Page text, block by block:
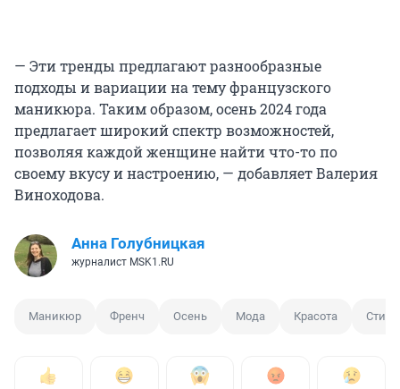
— Эти тренды предлагают разнообразные
подходы и вариации на тему французского
маникюра. Таким образом, осень 2024 года
предлагает широкий спектр возможностей,
позволяя каждой женщине найти что-то по
своему вкусу и настроению, — добавляет Валерия
Виноходова.
Анна Голубницкая
журналист MSK1.RU
Маникюр Френч Осень Мода Красота Стиль